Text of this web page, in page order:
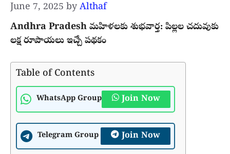
June 7, 2025 by Althaf
Andhra Pradesh మహిళలకు శుభవార్త: పిల్లల చదువుకు
లక్ష రూపాయలు ఇచ్చే పథకం
Table of Contents
WhatsApp Group Join Now
Telegram Group Join Now